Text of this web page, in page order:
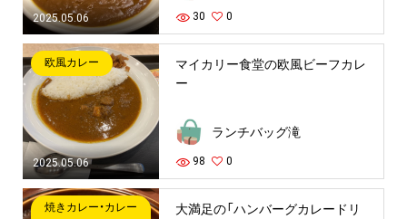
2025.05.06 30 0
2025.05.06
欧風カレー
マイカリー食堂の欧風ビーフカレ
ー
ランチバッグ滝
98 0
焼きカレー・カレー
大満足の「ハンバーグカレードリ